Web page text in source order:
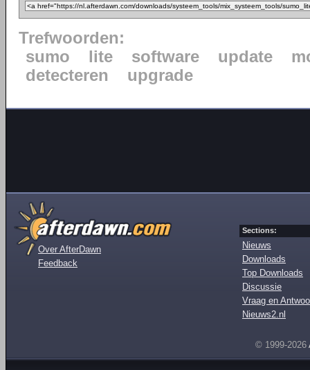
Trefwoorden:
sumo
lite software update
detecteren
upgrade
Over AfterDawn
Feedback
Sections:
Nieuws
Downloads
Top Downloads
Discussie
Vraag en
Nieuws2.nl
© 1999-2026